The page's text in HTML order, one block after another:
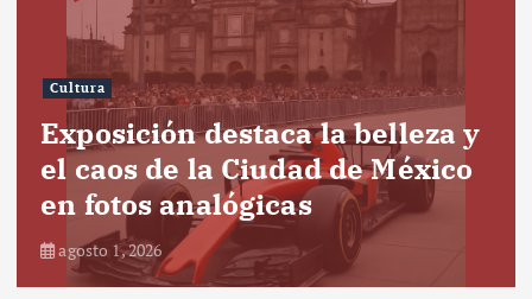
Cultura
Exposición destaca la belleza y
el caos de la Ciudad de México
en fotos analógicas
agosto 1, 2026